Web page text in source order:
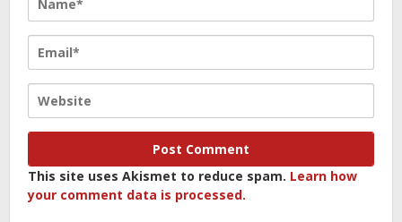
This site uses Akismet to reduce spam. Learn how
your comment data is processed.